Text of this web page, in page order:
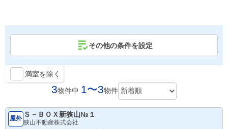
その他の条件を設定
満室を除く
3物件中 1〜3物件
屋外 Ｓ－ＢＯＸ新狭山№１
狭山不動産株式会社